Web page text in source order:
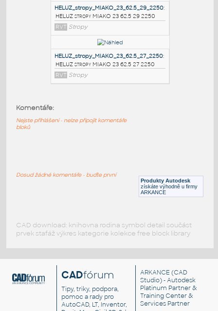
HELUZ stropy MIAKO 23 50 29 2250
RVT Stropy
HELUZ_stropy_MIAKO_19_62.5_25_2250
HELUZ stropy MIAKO 19 62.5 25 2250
RVT Stropy
HELUZ stropy MIAKO 23 62.5 29 2250
HELUZ stropy MIAKO 23 62.5 27 2250
Produkty Autodesk
získáte výhodně u firmy
ARKANCE
Komentáře:
Nejste přihlášeni - nelze připojit komentáře
bloků
Dosud žádné komentáře - buďte první
CAD download: knihovna rodina symbol detail součást
prvek stafáž výkres kategorie kolekce free block library
CADfórum
Tipy, triky, podpora,
pomoc a rady pro
AutoCAD, LT, Inventor,
ARKANCE (CAD
Studio) - Autodesk
Platinum Partner &
Training Center &
Services Partner